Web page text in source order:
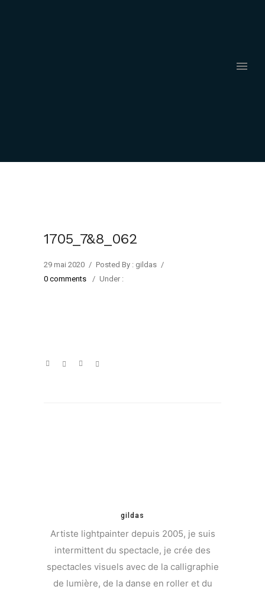
1705_7&8_062
29 mai 2020 / Posted By : gildas /
0 comments
/ Under :
gildas
Artiste lightpainter depuis 2005, je suis
intermittent du spectacle, je crée des
spectacles visuels avec de la calligraphie
de lumière, de la danse en roller et du